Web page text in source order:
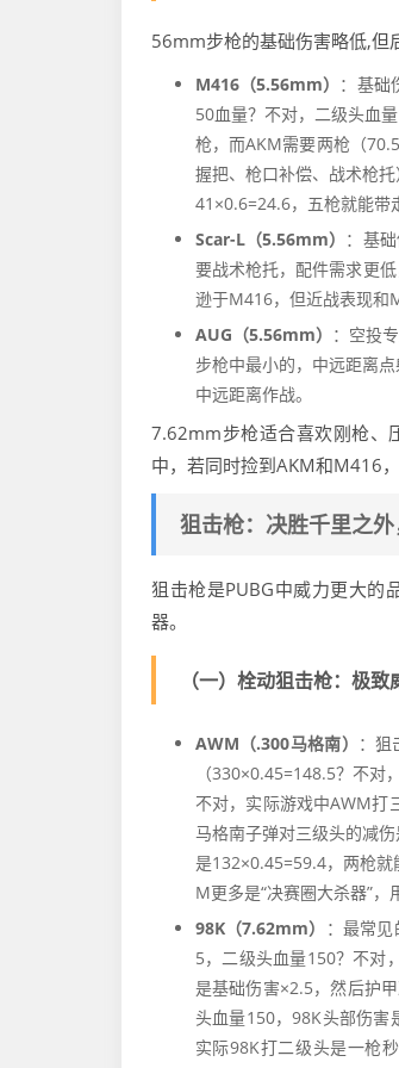
56mm步枪的基础伤害略低,但
M416（5.56mm） ：基础
50血量？不对，二级头血
枪，而AKM需要两枪（
握把、枪口补偿、战术枪
41×0.6=24.6，五枪就能带
Scar-L（5.56mm） ：基
要战术枪托，配件需求更
逊于M416，但近战表现和
AUG（5.56mm） ：空投
步枪中最小的，中远距离
中远距离作战。
7.62mm步枪适合喜欢刚枪、
中，若同时捡到AKM和M416
狙击枪：决胜千里之
狙击枪是PUBG中威力更大的
器。
（一）栓动狙击枪：极
AWM（.300马格南） ：狙
（330×0.45=148.5？不
不对，实际游戏中AWM打
马格南子弹对三级头的减
是132×0.45=59.4，两枪
M更多是“决赛圈大杀器”，
98K（7.62mm）
：最常
5，二级头血量150？不对
是基础伤害×2.5，然后护
头血量150，98K头部伤害
实际98K打二级头是一枪